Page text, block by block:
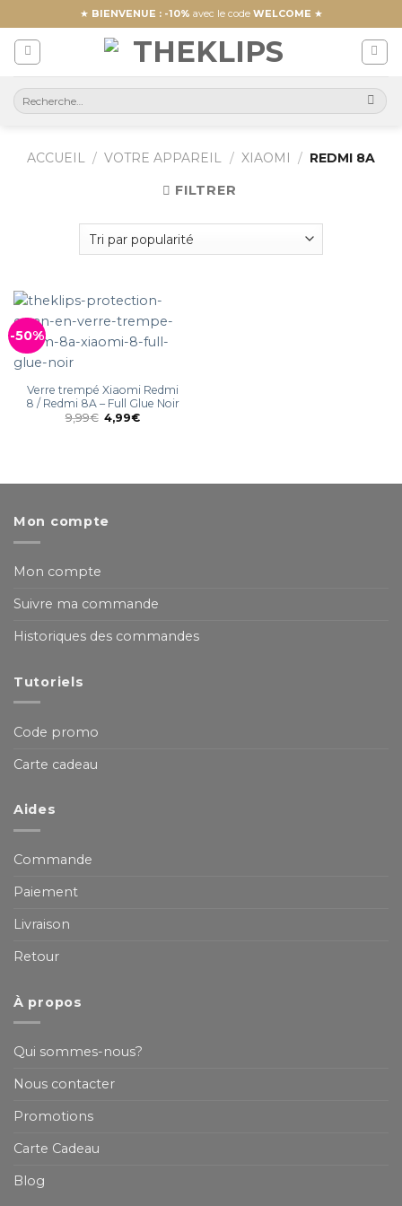
to
content
★ BIENVENUE : -10% avec le code WELCOME ★
ACCUEIL / VOTRE APPAREIL / XIAOMI / REDMI 8A
FILTRER
-50%
Verre trempé Xiaomi Redmi
8 / Redmi 8A – Full Glue Noir
9,99€ 4,99€
Mon compte
Mon compte
Suivre ma commande
Historiques des commandes
Tutoriels
Code promo
Carte cadeau
Aides
Commande
Paiement
Livraison
Retour
À propos
Qui sommes-nous?
Nous contacter
Promotions
Carte Cadeau
Blog